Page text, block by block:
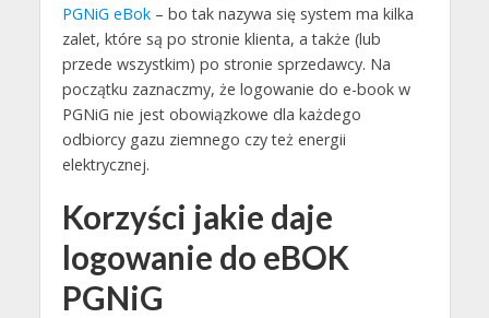
PGNiG eBok– bo tak nazywa się system ma kilka
zalet, które są po stronie klienta, a także (lub
przede wszystkim) po stronie sprzedawcy. Na
początku zaznaczmy, że logowanie do e-book w
PGNiG nie jest obowiązkowe dla każdego
odbiorcy gazu ziemnego czy też energii
elektrycznej.
Korzyści jakie daje
logowanie do eBOK
PGNiG